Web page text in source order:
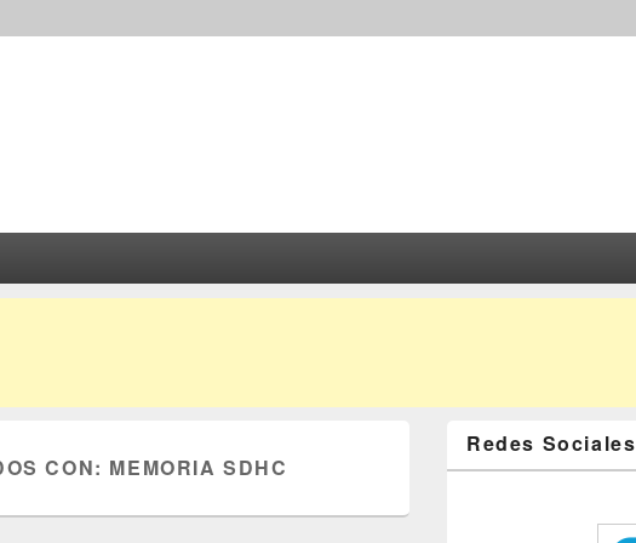
CON: MEMORIA SDHC
Redes Sociales